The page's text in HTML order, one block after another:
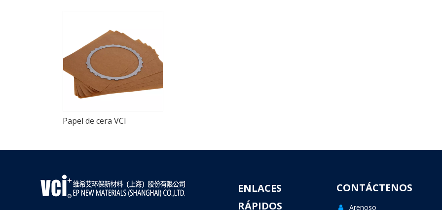
Papel de cera VCI
ENLACES
RÁPIDOS
CONTÁCTENOS
 Arenoso